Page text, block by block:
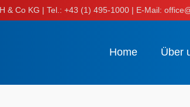
& Co KG | Tel.: +43 (1) 495-1000 | E-Mail:
Home Über